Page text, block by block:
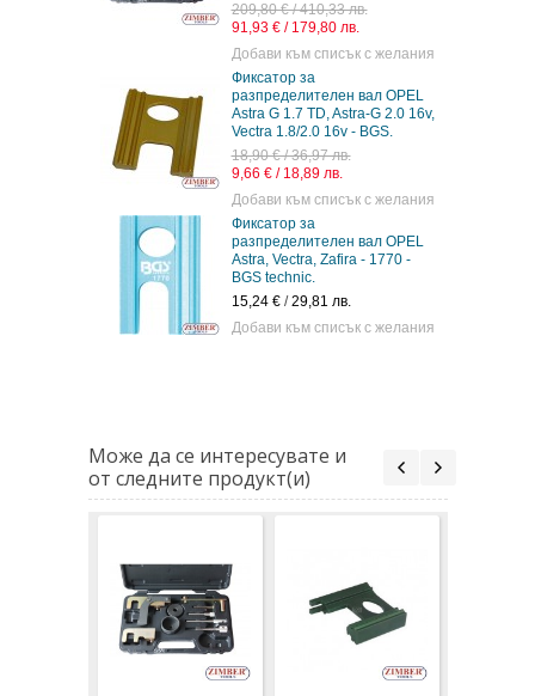
209,80 € / 410,33 лв.
91,93 € / 179,80 лв.
Добави към списък с желания
Фиксатор за
разпределителен вал OPEL
Astra G 1.7 TD, Astra-G 2.0 16v,
Vectra 1.8/2.0 16v - BGS.
18,90 € / 36,97 лв.
9,66 € / 18,89 лв.
Добави към списък с желания
Фиксатор за
разпределителен вал OPEL
Astra, Vectra, Zafira - 1770 -
BGS technic.
15,24 €/29,81 лв.
Добави към списък с желания
Може да се интересувате и
от следните продукт(и)